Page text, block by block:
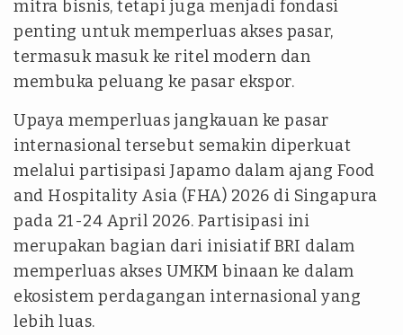
mitra bisnis, tetapi juga menjadi fondasi
penting untuk memperluas akses pasar,
termasuk masuk ke ritel modern dan
membuka peluang ke pasar ekspor.
Upaya memperluas jangkauan ke pasar
internasional tersebut semakin diperkuat
melalui partisipasi Japamo dalam ajang Food
and Hospitality Asia (FHA) 2026 di Singapura
pada 21-24 April 2026. Partisipasi ini
merupakan bagian dari inisiatif BRI dalam
memperluas akses UMKM binaan ke dalam
ekosistem perdagangan internasional yang
lebih luas.